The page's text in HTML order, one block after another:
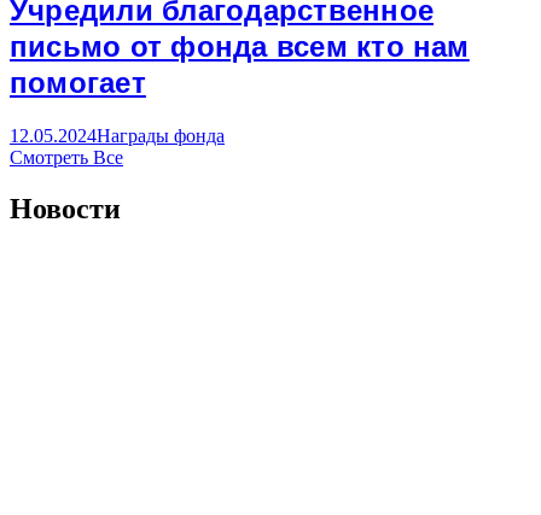
Учредили благодарственное
письмо от фонда всем кто нам
помогает
12.05.2024Награды фонда
Смотреть Все
Новости